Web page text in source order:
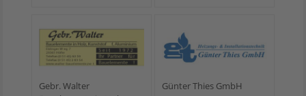
Gebr. Walter
Günter Thies GmbH